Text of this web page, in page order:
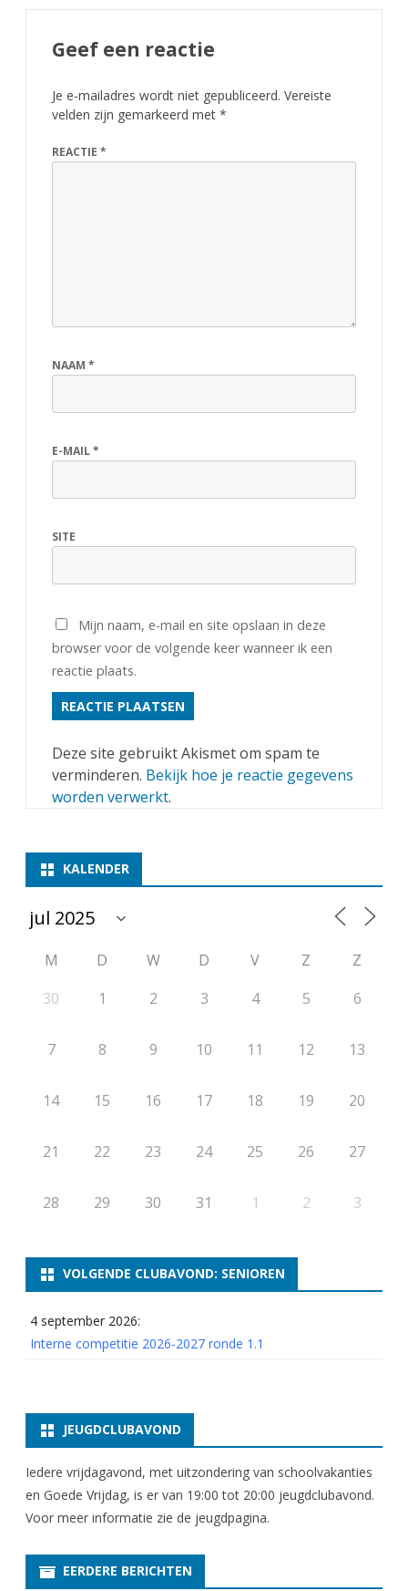
Geef een reactie
Je e-mailadres wordt niet gepubliceerd. Vereiste
velden zijn gemarkeerd met *
REACTIE *
NAAM *
E-MAIL*
SITE
Mijn naam, e-mail en site opslaan in deze
browser voor de volgende keer wanneer ik een
reactie plaats.
Deze site gebruikt Akismet om spam te
verminderen. Bekijk hoe je reactie gegevens
worden verwerkt.
KALENDER
M D W D V Z
Z
30
1 2 3 4 5 6
7 8 9 10 11 12 13
14 15 16 17 18 19 20
21 22 23 24 25 26 27
28 29 30 31 1 2 3
VOLGENDE CLUBAVOND: SENIOREN
4 september 2026:
Interne competitie 2026-2027 ronde 1.1
JEUGDCLUBAVOND
Iedere vrijdagavond, met uitzondering van schoolvakanties
en Goede Vrijdag, is er van 19:00 tot 20:00 jeugdclubavond.
Voor meer informatie zie de jeugdpagina.
EERDERE BERICHTEN